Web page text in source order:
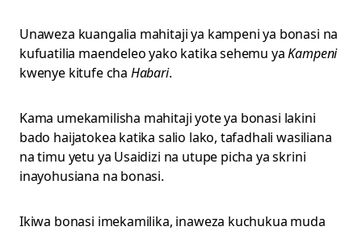
Unaweza kuangalia mahitaji ya kampeni ya bonasi na
kufuatilia maendeleo yako katika sehemu yaKampeni
kwenye kitufe cha Habari.
Kama umekamilisha mahitaji yote ya bonasi lakini
bado haijatokea katika salio lako, tafadhali wasiliana
na timu yetu ya Usaidizi na utupe picha ya skrini
inayohusiana na bonasi.
Ikiwa bonasi imekamilika, inaweza kuchukua muda